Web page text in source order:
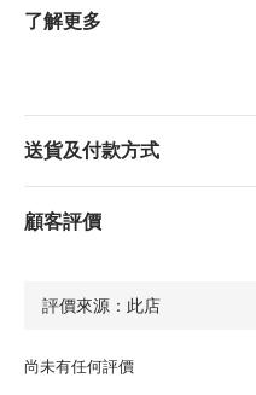
了解更多
送貨及付款方式
顧客評價
尚未有任何評價